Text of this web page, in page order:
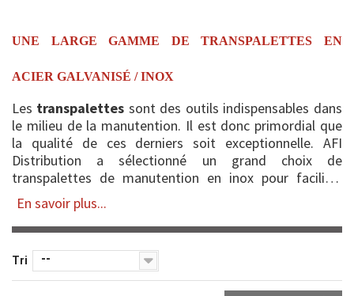
UNE LARGE GAMME DE TRANSPALETTES EN
ACIER GALVANISÉ / INOX
Les transpalettes sont des outils indispensables dans
le milieu de la manutention. Il est donc primordial que
la qualité de ces derniers soit exceptionnelle. AFI
Distribution a sélectionné un grand choix de
transpalettes de manutention en inox pour faciliter
leurs utilisations profes...
En savoir plus...
Tri --